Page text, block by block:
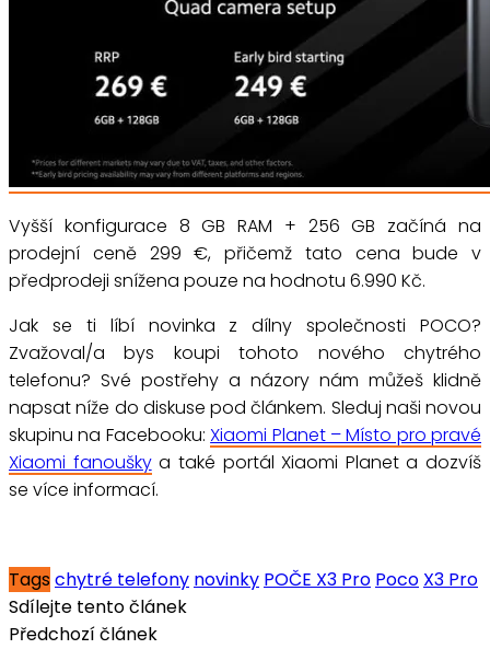
Vyšší konfigurace 8 GB RAM + 256 GB začíná na
prodejní ceně 299 €, přičemž tato cena bude v
předprodeji snížena pouze na hodnotu 6.990 Kč.
Jak se ti líbí novinka z dílny společnosti POCO?
Zvažoval/a bys koupi tohoto nového chytrého
telefonu? Své postřehy a názory nám můžeš klidně
napsat níže do diskuse pod článkem. Sleduj naši novou
skupinu na Facebooku:Xiaomi Planet – Místo pro pravé
Xiaomi fanouškya také portál Xiaomi Planet a dozvíš
se více informací.
Tagschytré telefony novinky POČE X3 Pro Poco X3 Pro
Sdílejte tento článek
Předchozí článek